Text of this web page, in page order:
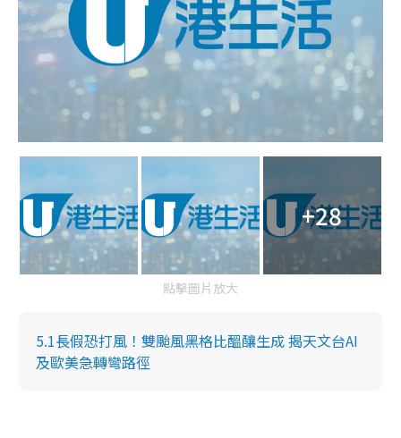
+28
點擊圖片放大
5.1長假恐打風！雙颱風黑格比醞釀生成 揭天文台AI
及歐美急轉彎路徑